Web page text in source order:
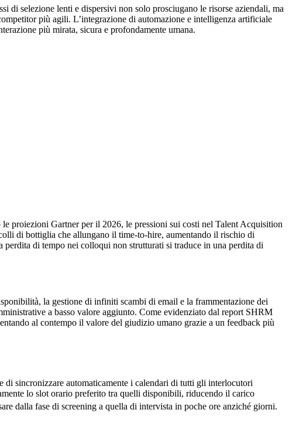
di selezione lenti e dispersivi non solo prosciugano le risorse aziendali, ma
più agili. L’integrazione di automazione e intelligenza artificiale
più mirata, sicura e profondamente umana.
proiezioni Gartner per il 2026, le pressioni sui costi nel Talent Acquisition
di bottiglia che allungano il time-to-hire, aumentando il rischio di
di tempo nei colloqui non strutturati si traduce in una perdita di
la gestione di infiniti scambi di email e la frammentazione dei
a basso valore aggiunto. Come evidenziato dal report SHRM
al contempo il valore del giudizio umano grazie a un feedback più
di sincronizzare automaticamente i calendari di tutti gli interlocutori
lo slot orario preferito tra quelli disponibili, riducendo il carico
dalla fase di screening a quella di intervista in poche ore anziché giorni.